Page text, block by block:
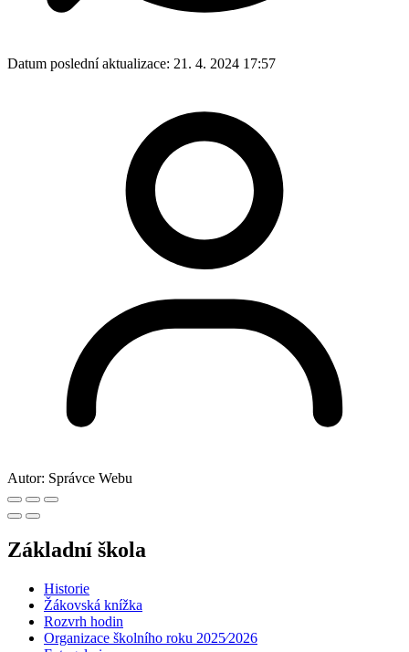
Datum poslední aktualizace: 21. 4. 2024 17:57
Autor: Správce Webu
Základní škola
Historie
Žákovská knížka
Rozvrh hodin
Organizace školního roku 2025⁄2026